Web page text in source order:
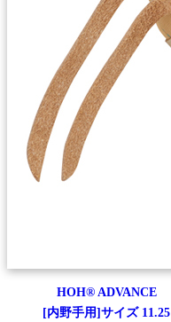
HOH® ADVANCE
[内野手用]サイズ 11.25